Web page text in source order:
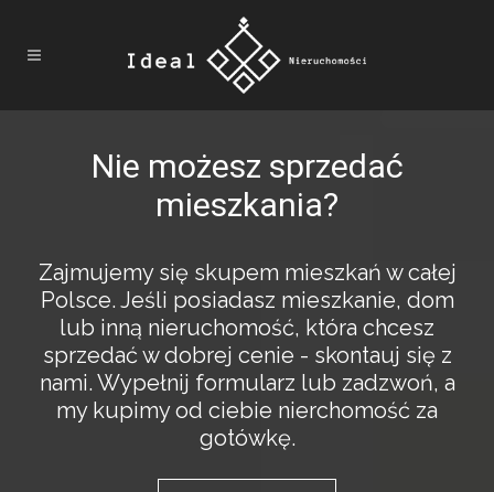
Nie możesz sprzedać
mieszkania?
Zajmujemy się skupem mieszkań w całej
Polsce. Jeśli posiadasz mieszkanie, dom
lub inną nieruchomość, która chcesz
sprzedać w dobrej cenie - skontauj się z
nami. Wypełnij formularz lub zadzwoń, a
my kupimy od ciebie nierchomość za
gotówkę.